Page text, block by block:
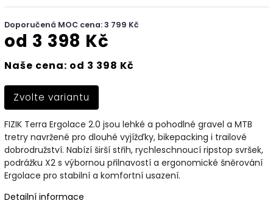
Doporučená MOC cena: 3 799 Kč
od 3 398 Kč
Naše cena: od 3 398 Kč
Zvolte variantu
FIZIK Terra Ergolace 2.0 jsou lehké a pohodlné gravel a MTB
tretry navržené pro dlouhé vyjížďky, bikepacking i trailové
dobrodružství. Nabízí širší střih, rychleschnoucí ripstop svršek,
podrážku X2 s výbornou přilnavostí a ergonomické šněrování
Ergolace pro stabilní a komfortní usazení.
Detailní informace